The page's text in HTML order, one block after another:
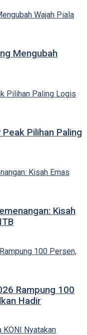
Mengubah
Pilihan Paling
Kisah
Rampung 100
Hadir